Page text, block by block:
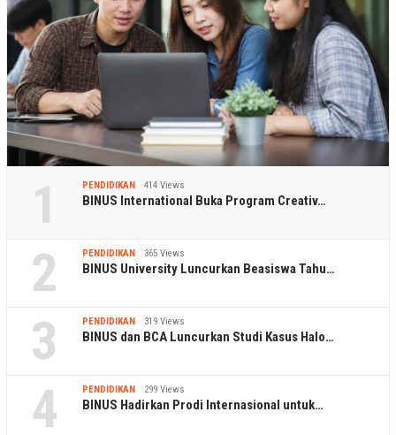
1 PENDIDIKAN 414 Views
BINUS International Buka Program Creativ…
2 PENDIDIKAN 365 Views
BINUS University Luncurkan Beasiswa Tahu…
3 PENDIDIKAN 319 Views
BINUS dan BCA Luncurkan Studi Kasus Halo…
4 PENDIDIKAN 299 Views
BINUS Hadirkan Prodi Internasional untuk…